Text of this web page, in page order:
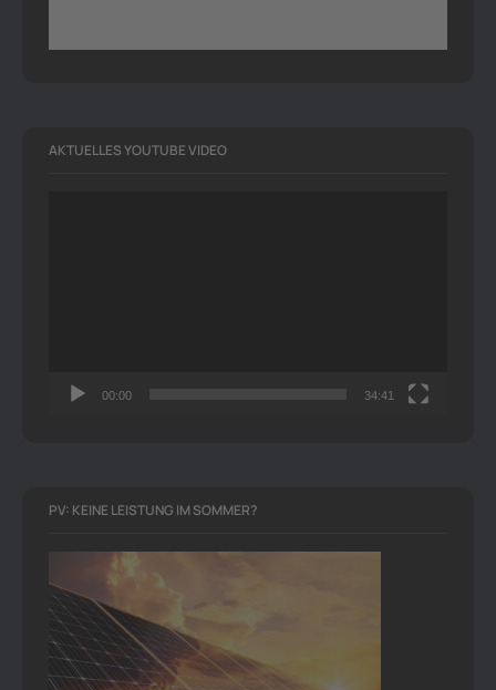
AKTUELLES YOUTUBE VIDEO
00:00 34:41
PV: KEINE LEISTUNG IM SOMMER?